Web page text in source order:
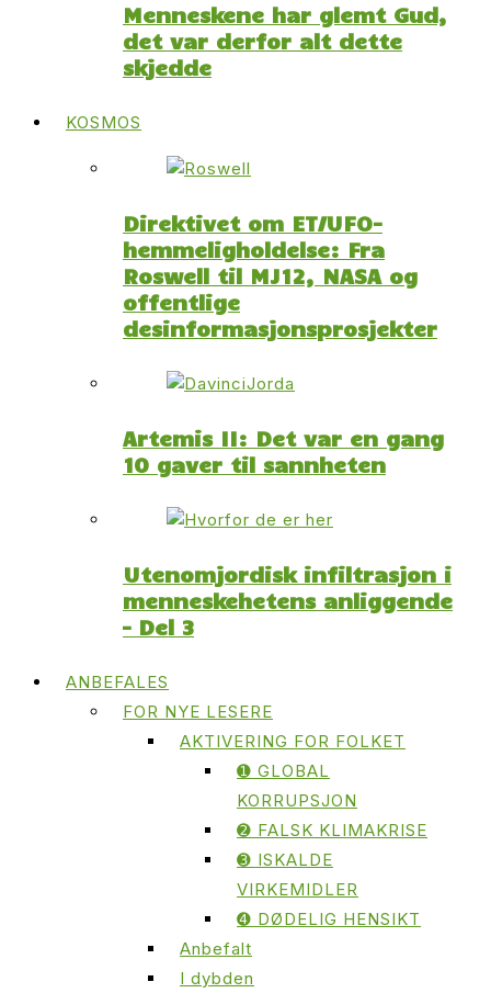
Menneskene har glemt Gud,
det var derfor alt dette
skjedde
KOSMOS
Direktivet om ET/UFO-
hemmeligholdelse: Fra
Roswell til MJ12, NASA og
offentlige
desinformasjonsprosjekter
Artemis II: Det var en gang
10 gaver til sannheten
Utenomjordisk infiltrasjon i
menneskehetens anliggende
– Del 3
ANBEFALES
FOR NYE LESERE
AKTIVERING FOR FOLKET
➊ GLOBAL
KORRUPSJON
➋ FALSK KLIMAKRISE
➌ ISKALDE
VIRKEMIDLER
➍ DØDELIG HENSIKT
Anbefalt
I dybden